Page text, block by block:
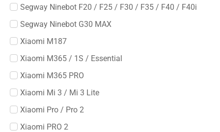
Segway Ninebot F20 / F25 / F30 / F35 / F40 / F40i
Segway Ninebot G30 MAX
Xiaomi M187
Xiaomi M365 / 1S / Essential
Xiaomi M365 PRO
Xiaomi Mi 3 / Mi 3 Lite
Xiaomi Pro / Pro 2
Xiaomi PRO 2